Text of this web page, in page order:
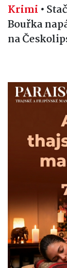
Krimi •
Bouřka
na